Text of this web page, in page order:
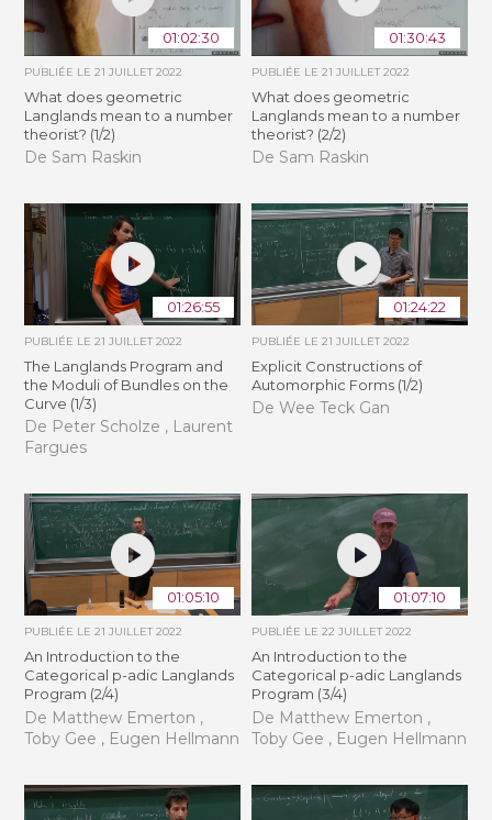
01:02:30
PUBLIÉE LE21 JUILLET 2022
What does geometric
Langlands mean to a number
theorist? (1/2)
De Sam Raskin
01:30:43
PUBLIÉE LE 21 JUILLET 2022
What does geometric
Langlands mean to a number
theorist? (2/2)
De Sam Raskin
01:26:55
PUBLIÉE LE21 JUILLET 2022
The Langlands Program and
the Moduli of Bundles on the
Curve (1/3)
De Peter Scholze , Laurent
Fargues
01:24:22
PUBLIÉE LE 21 JUILLET 2022
Explicit Constructions of
Automorphic Forms (1/2)
De Wee Teck Gan
01:05:10
PUBLIÉE LE21 JUILLET 2022
An Introduction to the
Categorical p-adic Langlands
Program (2/4)
De Matthew Emerton ,
Toby Gee , Eugen Hellmann
01:07:10
PUBLIÉE LE 22 JUILLET 2022
An Introduction to the
Categorical p-adic Langlands
Program (3/4)
De Matthew Emerton ,
Toby Gee , Eugen Hellmann